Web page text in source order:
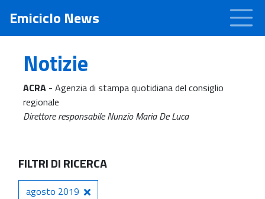
Emiciclo News
Notizie
ACRA - Agenzia di stampa quotidiana del consiglio
regionale
Direttore responsabile Nunzio Maria De Luca
FILTRI DI RICERCA
agosto 2019